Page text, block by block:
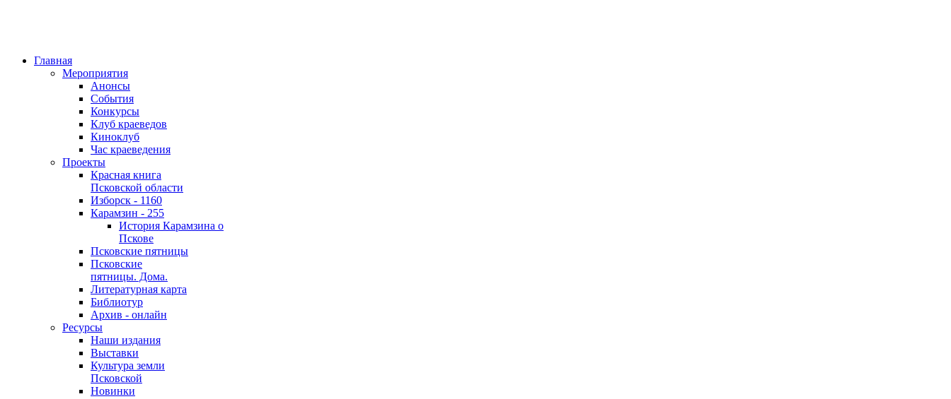
Главная
Мероприятия
Анонсы
События
Конкурсы
Клуб краеведов
Киноклуб
Час краеведения
Проекты
Красная книга
Псковской области
Изборск - 1160
Карамзин - 255
История Карамзина о
Пскове
Псковские пятницы
Псковские
пятницы. Дома.
Литературная карта
Библиотур
Архив - онлайн
Ресурсы
Наши издания
Выставки
Культура земли
Псковской
Новинки